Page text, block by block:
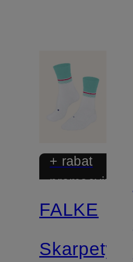
+ rabat
promocyjny
FALKE
Skarpety